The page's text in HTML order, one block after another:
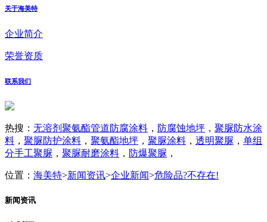
关于海美特
企业简介
荣誉资质
联系我们
热搜： 无溶剂聚氨酯管道防腐涂料 ， 防腐蚀地坪 ， 聚脲防水涂
料 ， 聚脲防护涂料 ， 聚氨酯地坪 ， 聚脲涂料 ， 透明聚脲 ， 单组
分手工聚脲 ， 聚脲耐磨涂料 ， 防爆聚脲 ，
位置： 海美特>新闻资讯>企业新闻>危险品?不存在!
新闻资讯